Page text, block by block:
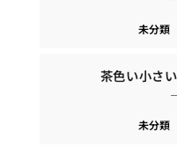
未分類
茶色い小さ
未分類